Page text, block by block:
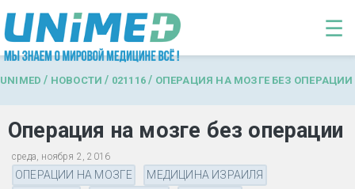
Перейти к основному содержанию
☰
UNIMED / НОВОСТИ / 021116 / ОПЕРАЦИЯ НА МОЗГЕ БЕЗ ОПЕРАЦИИ
Операция на мозге без операции
среда, ноября 2, 2016
ОПЕРАЦИИ НА МОЗГЕ
МЕДИЦИНА ИЗРАИЛЯ